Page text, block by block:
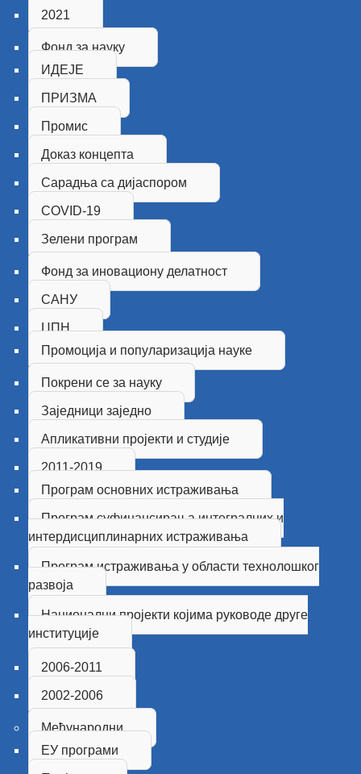
2021
Фонд за науку
ИДЕЈЕ
ПРИЗМА
Промис
Доказ концепта
Сарадња са дијаспором
COVID-19
Зелени програм
Фонд за иновациону делатност
САНУ
ЦПН
Промоција и популаризација науке
Покрени се за науку
Заједници заједно
Апликативни пројекти и студије
2011-2019
Програм основних истраживања
Програм суфинансирања интегралних и
интердисциплинарних истраживања
Програм истраживања у области технолошког
развоја
Национални пројекти којима руководе друге
институцијe
2006-2011
2002-2006
Међународни
ЕУ програми